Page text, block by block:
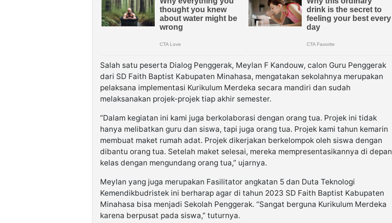
Salah satu peserta Dialog Penggerak, Meylan F Kandouw, calon Guru Penggerak
dari SD Faith Baptist Kabupaten Minahasa, mengatakan sekolahnya merupakan
pelaksana implementasi Kurikulum Merdeka secara mandiri dan sudah
melaksanakan projek-projek tiap akhir semester.
“Dalam kegiatan ini kami juga berkolaborasi dengan orang tua. Projek ini tidak
hanya melibatkan guru dan siswa, tapi juga orang tua. Projek kami tahun kemarin
membuat maket rumah adat. Projek dikerjakan berkelompok oleh siswa dengan
dibantu orang tua. Setelah maket selesai, mereka mempresentasikannya di depan
kelas dengan mengundang orang tua,” ujarnya.
Meylan yang juga merupakan Fasilitator angkatan 5 dan Duta Teknologi
Kemendikbudristek ini berharap agar di tahun 2023 SD Faith Baptist Kabupaten
Minahasa bisa menjadi Sekolah Penggerak. “Sangat berguna Kurikulum Merdeka
karena berpusat pada siswa,” tuturnya.